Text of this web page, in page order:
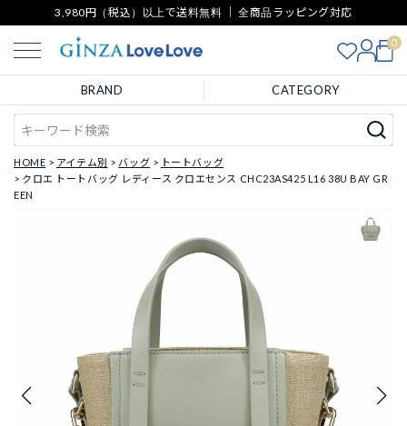
3,980円（税込）以上で送料無料 ｜ 全商品ラッピング対応
0
BRAND CATEGORY
HOME アイテム別 バッグ
トートバッグ
クロエ トートバッグ レディース クロエセンス CHC23AS425 L16 38U BAY GR
EEN